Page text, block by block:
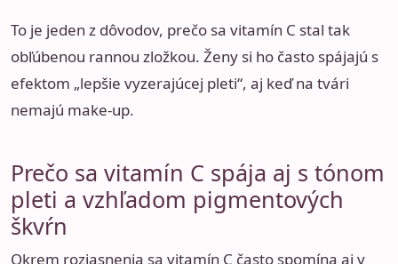
To je jeden z dôvodov, prečo sa vitamín C stal tak
obľúbenou rannou zložkou. Ženy si ho často spájajú s
efektom „lepšie vyzerajúcej pleti“, aj keď na tvári
nemajú make-up.
Prečo sa vitamín C spája aj s tónom
pleti a vzhľadom pigmentových
škvŕn
Okrem rozjasnenia sa vitamín C často spomína aj v